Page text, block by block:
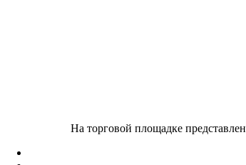
На торговой площадке